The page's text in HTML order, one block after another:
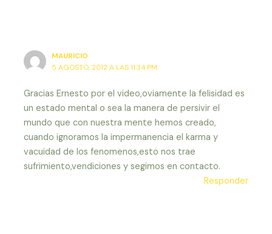
MAURICIO
5 AGOSTO, 2012 A LAS 11:34 PM
Gracias Ernesto por el video,oviamente la felisidad es
un estado mental o sea la manera de persivir el
mundo que con nuestra mente hemos creado,
cuando ignoramos la impermanencia el karma y
vacuidad de los fenomenos,esto nos trae
sufrimiento,vendiciones y segimos en contacto.
Responder